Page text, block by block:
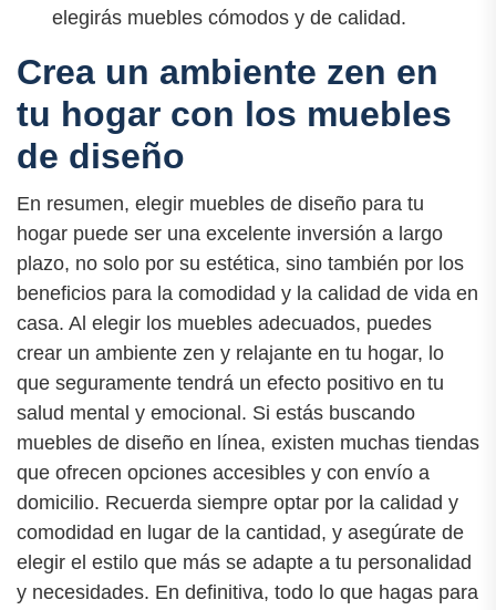
elegirás muebles cómodos y de calidad.
Crea un ambiente zen en
tu hogar con los muebles
de diseño
En resumen, elegir muebles de diseño para tu
hogar puede ser una excelente inversión a largo
plazo, no solo por su estética, sino también por los
beneficios para la comodidad y la calidad de vida en
casa. Al elegir los muebles adecuados, puedes
crear un ambiente zen y relajante en tu hogar, lo
que seguramente tendrá un efecto positivo en tu
salud mental y emocional. Si estás buscando
muebles de diseño en línea, existen muchas tiendas
que ofrecen opciones accesibles y con envío a
domicilio. Recuerda siempre optar por la calidad y
comodidad en lugar de la cantidad, y asegúrate de
elegir el estilo que más se adapte a tu personalidad
y necesidades. En definitiva, todo lo que hagas para